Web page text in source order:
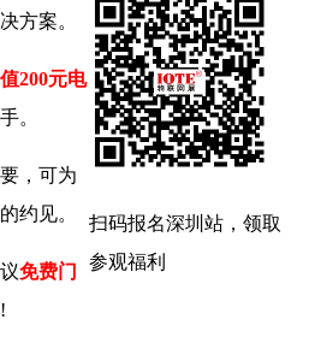
方案。
200元电
。
，可为
的约见。
免费门
扫码报名深圳站，领取
参观福利